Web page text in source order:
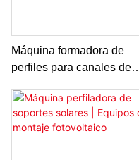
Máquina formadora de
perfiles para canales de